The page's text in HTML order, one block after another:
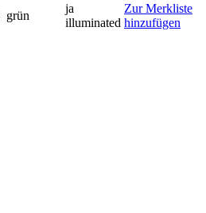
grün
ja
illuminated
Zur Merkliste
hinzufügen